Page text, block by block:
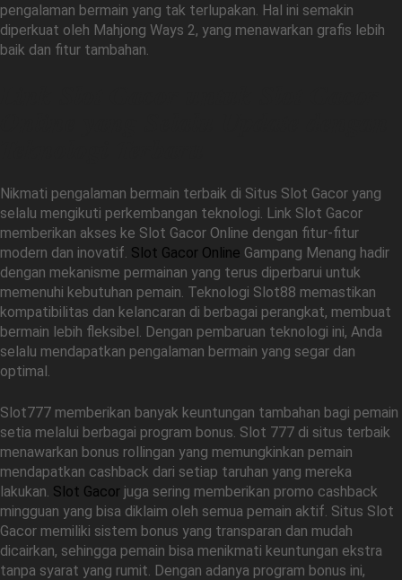
pengalaman bermain yang tak terlupakan. Hal ini semakin
diperkuat oleh Mahjong Ways 2, yang menawarkan grafis lebih
baik dan fitur tambahan.
Nikmati pengalaman bermain terbaik di Situs Slot Gacor yang
selalu mengikuti perkembangan teknologi. Link Slot Gacor
memberikan akses ke Slot Gacor Online dengan fitur-fitur
modern dan inovatif. Slot Gacor Online Gampang Menang hadir
dengan mekanisme permainan yang terus diperbarui untuk
memenuhi kebutuhan pemain. Teknologi Slot88 memastikan
kompatibilitas dan kelancaran di berbagai perangkat, membuat
bermain lebih fleksibel. Dengan pembaruan teknologi ini, Anda
selalu mendapatkan pengalaman bermain yang segar dan
optimal.
Slot777 memberikan banyak keuntungan tambahan bagi pemain
setia melalui berbagai program bonus. Slot 777 di situs terbaik
menawarkan bonus rollingan yang memungkinkan pemain
mendapatkan cashback dari setiap taruhan yang mereka
lakukan. Slot Gacor juga sering memberikan promo cashback
mingguan yang bisa diklaim oleh semua pemain aktif. Situs Slot
Gacor memiliki sistem bonus yang transparan dan mudah
dicairkan, sehingga pemain bisa menikmati keuntungan ekstra
tanpa syarat yang rumit. Dengan adanya program bonus ini,